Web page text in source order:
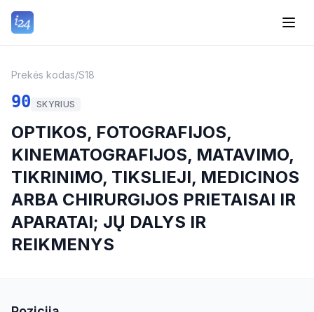
Prekės kodas/S18
90 SKYRIUS
OPTIKOS, FOTOGRAFIJOS,
KINEMATOGRAFIJOS, MATAVIMO,
TIKRINIMO, TIKSLIEJI, MEDICINOS
ARBA CHIRURGIJOS PRIETAISAI IR
APARATAI; JŲ DALYS IR
REIKMENYS